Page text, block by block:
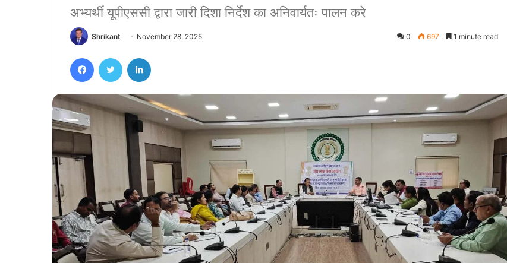
अभ्यर्थी यूपीएससी द्वारा जारी दिशा निर्देश का अनिवार्यतः पालन करे
Shrikant November 28, 2025 0 697 1 minute read